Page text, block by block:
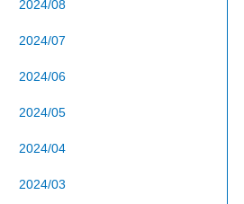
2024/08
2024/07
2024/06
2024/05
2024/04
2024/03